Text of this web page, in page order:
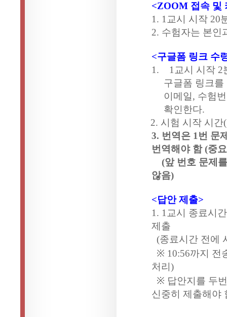
<ZOOM 접속 및
1. 1 교시 시작 20
2. 수험자는 본인
<구글폼 링크 수
1.
1 교시 시작 2
구글폼 링크를
이메일, 수험
확인한다.
2. 시험 시작 시간
3. 번역은 1 번 문
번역해야 함(중요
(앞 번호 문제
않음)
<답안 제출>
1. 1 교시 종료시간
제출
(종료시간 전에
※ 10:56까지 전
처리 )
※ 답안지를 두
신중히 제출해야